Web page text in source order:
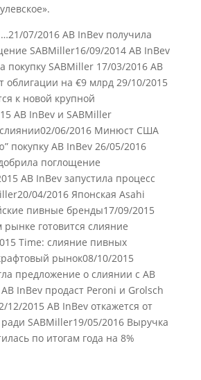
07/2016 AB InBev получила
SABMiller16/09/2014 AB InBev
покупку SABMiller 17/03/2016 AB
облигации на €9 млрд 29/10/2015
к новой крупной
AB InBev и SABMiller
слиянии02/06/2016 Минюст США
покупку AB InBev 26/05/2016
поглощение
AB InBev запустила процесс
04/2016 Японская Asahi
пивные бренды17/09/2015
готовится слияние
Time: слияние пивных
рынок08/10/2015
предложение о слиянии с AB
InBev продаст Peroni и Grolsch
12/2015 AB InBev откажется от
SABMiller19/05/2016 Выручка
по итогам года на 8%